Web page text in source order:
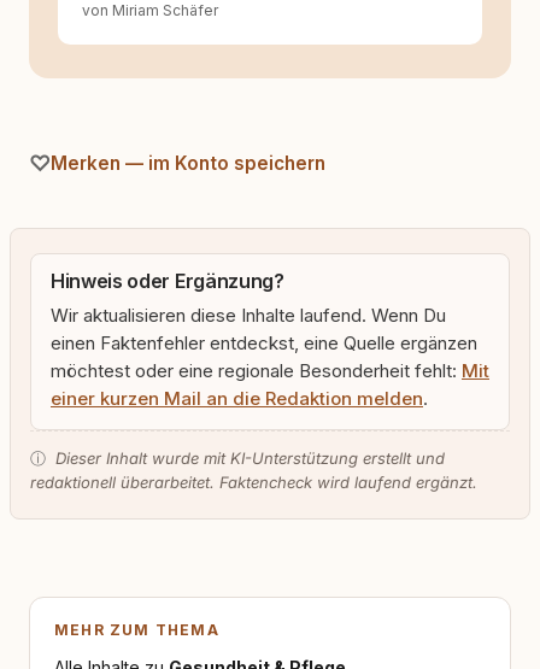
von Miriam Schäfer
Merken — im Konto speichern
Hinweis oder Ergänzung?
Wir aktualisieren diese Inhalte laufend. Wenn Du
einen Faktenfehler entdeckst, eine Quelle ergänzen
möchtest oder eine regionale Besonderheit fehlt: Mit
einer kurzen Mail an die Redaktion melden.
ⓘ Dieser Inhalt wurde mit KI-Unterstützung erstellt und
redaktionell überarbeitet. Faktencheck wird laufend ergänzt.
MEHR ZUM THEMA